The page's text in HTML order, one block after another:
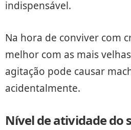
indispensável.
Na hora de conviver com
melhor com as mais
agitação pode causar
acidentalmente.
Nível de atividade do